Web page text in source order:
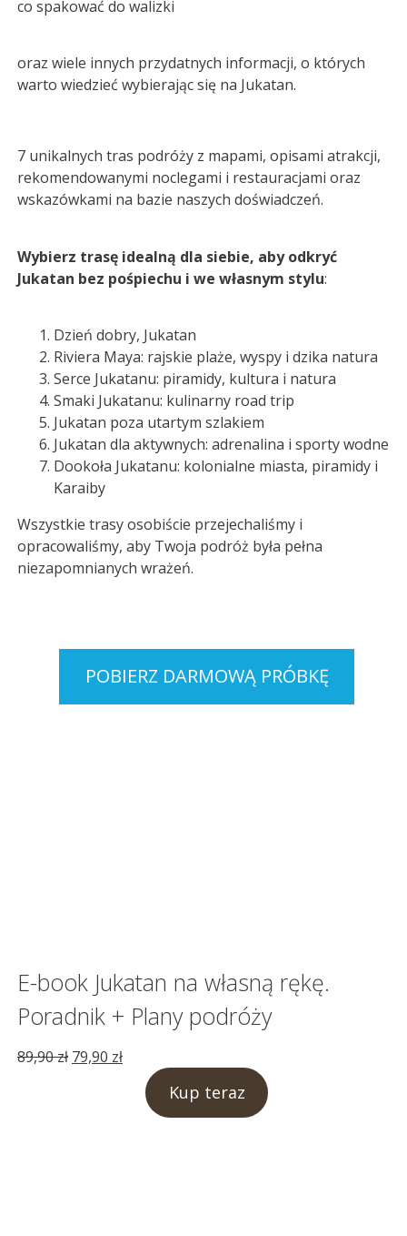
co spakować do walizki
oraz wiele innych przydatnych informacji, o których
warto wiedzieć wybierając się na Jukatan.
7 unikalnych tras podróży z mapami, opisami atrakcji,
rekomendowanymi noclegami i restauracjami oraz
wskazówkami na bazie naszych doświadczeń.
Wybierz trasę idealną dla siebie, aby odkryć
Jukatan bez pośpiechu i we własnym stylu:
Dzień dobry, Jukatan
Riviera Maya: rajskie plaże, wyspy i dzika natura
Serce Jukatanu: piramidy, kultura i natura
Smaki Jukatanu: kulinarny road trip
Jukatan poza utartym szlakiem
Jukatan dla aktywnych: adrenalina i sporty wodne
Dookoła Jukatanu: kolonialne miasta, piramidy i
Karaiby
Wszystkie trasy osobiście przejechaliśmy i
opracowaliśmy, aby Twoja podróż była pełna
niezapomnianych wrażeń.
POBIERZ DARMOWĄ PRÓBKĘ
E-book Jukatan na własną rękę.
Poradnik + Plany podróży
89,90zł Pierwotna
79,90 złAktualna
cena
wynosi:
79,90 zł.
Kup teraz